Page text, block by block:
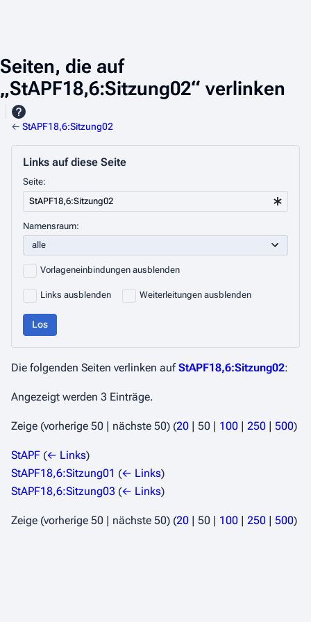
Seiten, die auf
„StAPF18,6:Sitzung02“ verlinken
← StAPF18,6:Sitzung02
Links auf diese Seite
Seite:
Namensraum:
Vorlageneinbindungen ausblenden
Links ausblenden Weiterleitungen ausblenden
Los
Die folgenden Seiten verlinken aufStAPF18,6:Sitzung02:
Angezeigt werden 3 Einträge.
Zeige (vorherige 50 nächste 50) (20 50 100 250 500)
StAPF (← Links)
StAPF18,6:Sitzung01 (← Links)
StAPF18,6:Sitzung03 (← Links)
Zeige (vorherige 50 nächste 50) (20 50 100 250 500)